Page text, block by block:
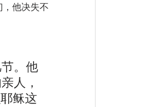
他决失不
。他
人，
稣这